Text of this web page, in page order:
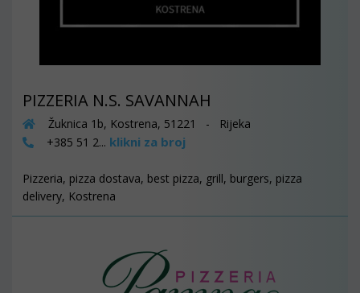
PIZZERIA N.S. SAVANNAH
Žuknica 1b, Kostrena, 51221 - Rijeka
+385 51 2... klikni za broj
Pizzeria, pizza dostava, best pizza, grill, burgers, pizza
delivery, Kostrena